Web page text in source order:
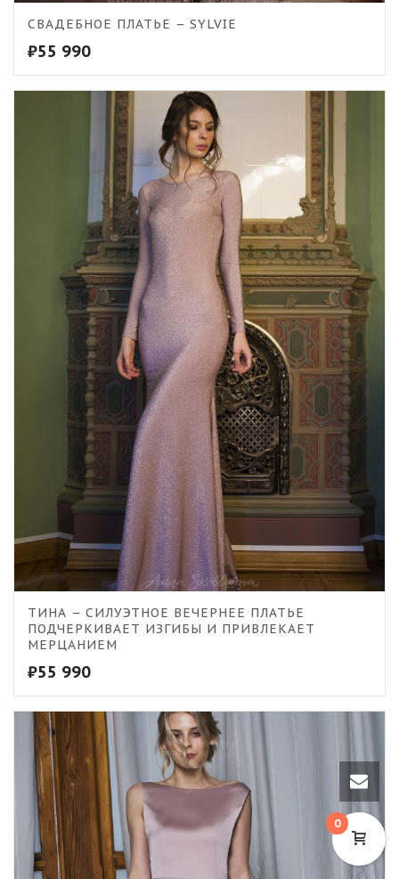
СВАДЕБНОЕ ПЛАТЬЕ – SYLVIE
₽55 990
ТИНА – СИЛУЭТНОЕ ВЕЧЕРНЕЕ ПЛАТЬЕ
ПОДЧЕРКИВАЕТ ИЗГИБЫ И ПРИВЛЕКАЕТ
МЕРЦАНИЕМ
₽55 990
0